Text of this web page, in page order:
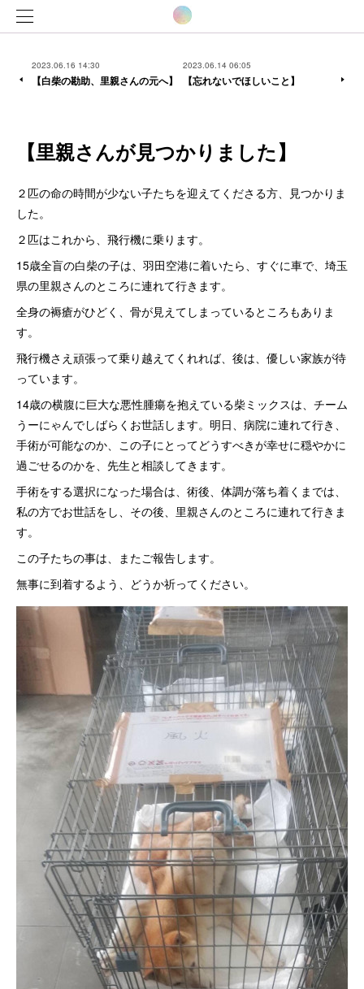
2023.06.16 14:30
【白柴の勘助、里親さんの元へ】
2023.06.14 06:05
【忘れないでほしいこと】
【里親さんが見つかりました】
２匹の命の時間が少ない子たちを迎えてくださる方、見つかりま
した。
２匹はこれから、飛行機に乗ります。
15歳全盲の白柴の子は、羽田空港に着いたら、すぐに車で、埼玉
県の里親さんのところに連れて行きます。
全身の褥瘡がひどく、骨が見えてしまっているところもありま
す。
飛行機さえ頑張って乗り越えてくれれば、後は、優しい家族が待
っています。
14歳の横腹に巨大な悪性腫瘍を抱えている柴ミックスは、チーム
うーにゃんでしばらくお世話します。明日、病院に連れて行き、
手術が可能なのか、この子にとってどうすべきが幸せに穏やかに
過ごせるのかを、先生と相談してきます。
手術をする選択になった場合は、術後、体調が落ち着くまでは、
私の方でお世話をし、その後、里親さんのところに連れて行きま
す。
この子たちの事は、またご報告します。
無事に到着するよう、どうか祈ってください。